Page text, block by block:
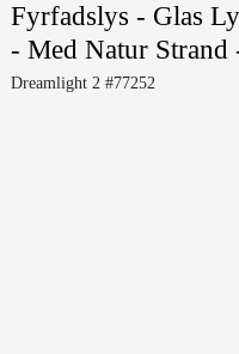
Fyrfadslys - Glas
- Med Natur Strand
Dreamlight 2 #77252